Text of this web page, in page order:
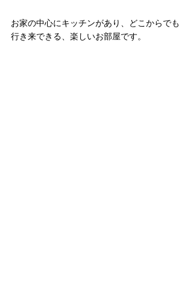
お家の中心にキッチンがあり、どこからでも
行き来できる、楽しいお部屋です。